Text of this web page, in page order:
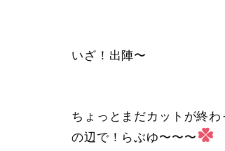
いざ！出陣〜
ちょっとまだカットが終
の辺で！らぶゆ〜〜〜